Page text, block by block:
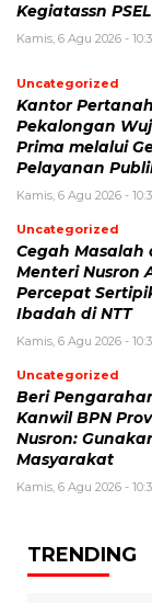
Kegiatassn PSEL
Kamis, 6 Agu 2026 -
Uncategorized
Kantor
Pekalongan
Prima melalui
Pelayanan
Kamis, 6 Agu 2026 -
Uncategorized
Cegah Masalah
Menteri Nusron
Percepat
Ibadah di NTT
Kamis, 6 Agu 2026 -
Uncategorized
Beri
Kanwil BPN
Nusron:
Masyarakat
Kamis, 6 Agu 2026 -
TRENDING